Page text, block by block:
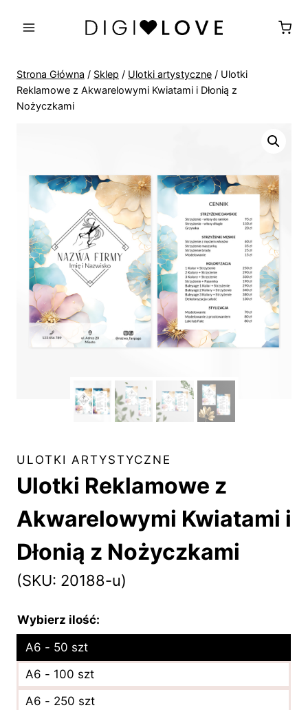
Strona Główna / Sklep / Ulotki artystyczne / Ulotki
Reklamowe z Akwarelowymi Kwiatami i Dłonią z
Nożyczkami
ULOTKI ARTYSTYCZNE
Ulotki Reklamowe z
Akwarelowymi Kwiatami i
Dłonią z Nożyczkami
(SKU: 20188-u)
Wybierz ilość:
A6 - 50 szt
A6 - 100 szt
A6 - 250 szt